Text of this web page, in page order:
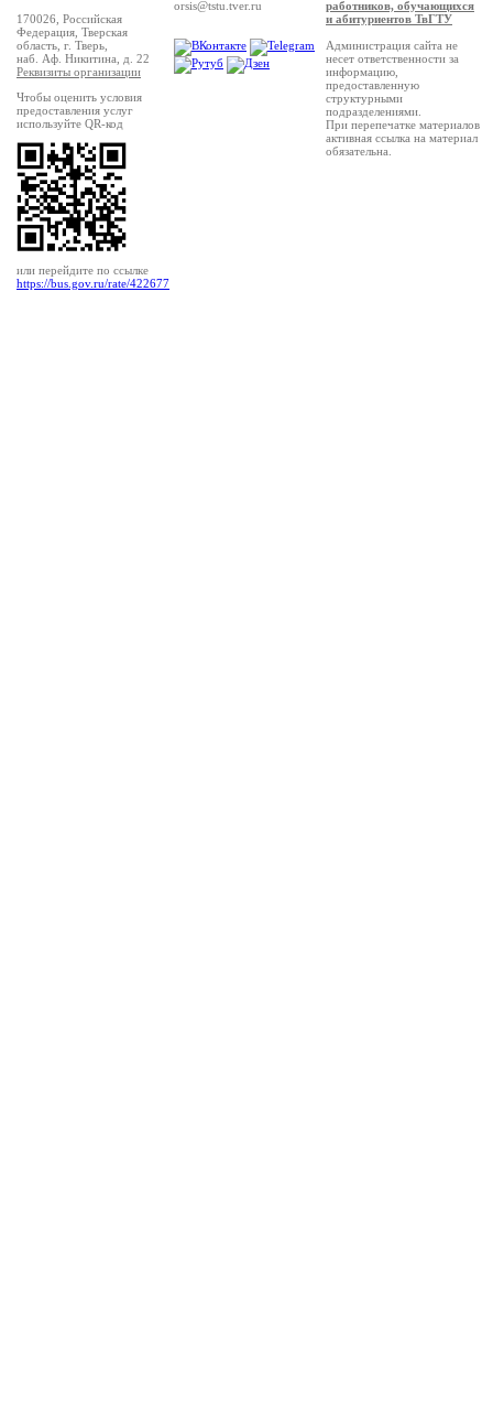
170026, Российская
Федерация, Тверская
область, г. Тверь,
наб. Аф. Никитина, д. 22
Реквизиты организации
Чтобы оценить условия
предоставления услуг
используйте QR-код
или перейдите по ссылке
https://bus.gov.ru/rate/422677
orsis@tstu.tver.ru
работников, обучающихся
и абитуриентов ТвГТУ
Администрация сайта не
несет ответственности за
информацию,
предоставленную
структурными
подразделениями.
При перепечатке материалов
активная ссылка на материал
обязательна.